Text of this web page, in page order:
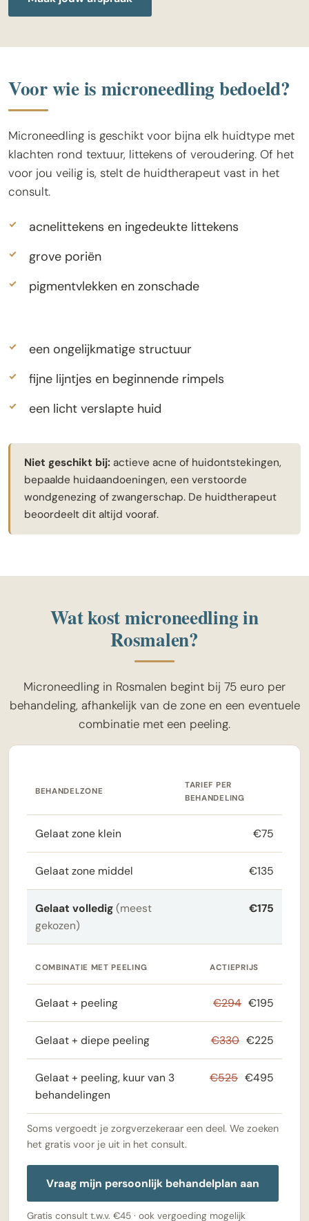
Voor wie is microneedling bedoeld?
Microneedling is geschikt voor bijna elk huidtype met
klachten rond textuur, littekens of veroudering. Of het
voor jou veilig is, stelt de huidtherapeut vast in het
consult.
acnelittekens en ingedeukte littekens
grove poriën
pigmentvlekken en zonschade
een ongelijkmatige structuur
fijne lijntjes en beginnende rimpels
een licht verslapte huid
Niet geschikt bij: actieve acne of huidontstekingen,
bepaalde huidaandoeningen, een verstoorde
wondgenezing of zwangerschap. De huidtherapeut
beoordeelt dit altijd vooraf.
Wat kost microneedling in
Rosmalen?
Microneedling in Rosmalen begint bij 75 euro per
behandeling, afhankelijk van de zone en een eventuele
combinatie met een peeling.
BEHANDELZONE
TARIEF PER
BEHANDELING
Gelaat zone klein €75
Gelaat zone middel €135
Gelaat volledig(meest
gekozen)
€175
COMBINATIE MET PEELING ACTIEPRIJS
Gelaat + peeling €294 €195
Gelaat + diepe peeling €330 €225
Gelaat + peeling, kuur van 3
behandelingen
€525 €495
Soms vergoedt je zorgverzekeraar een deel. We zoeken
het gratis voor je uit in het consult.
Vraag mijn persoonlijk behandelplan aan
Gratis consult t.w.v. €45 · ook vergoeding mogelijk